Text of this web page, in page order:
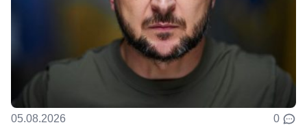
05.08.2026 0